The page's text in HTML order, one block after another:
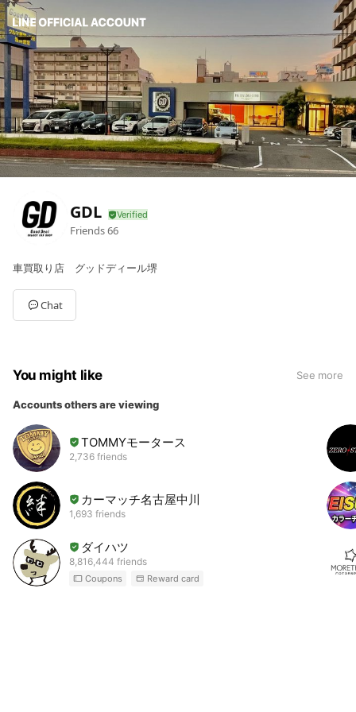
GDL
Friends66
車買取り店 グッドディール堺
Chat
You might like See more
Accounts others are viewing
TOMMYモータース
2,736 friends
カーマッチ名古屋中川
1,693 friends
ダイハツ
8,816,444 friends
Coupons Reward card